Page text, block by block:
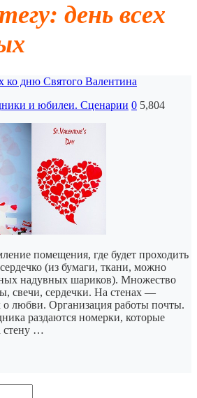
день всех
ко дню Святого Валентина
и юбилеи. Сценарии 0 5,804
помещения, где будет проходить
(из бумаги, ткани, можно
надувных шариков). Множество
свечи, сердечки. На стенах —
о любви. Организация работы почты.
раздаются номерки, которые
стену …